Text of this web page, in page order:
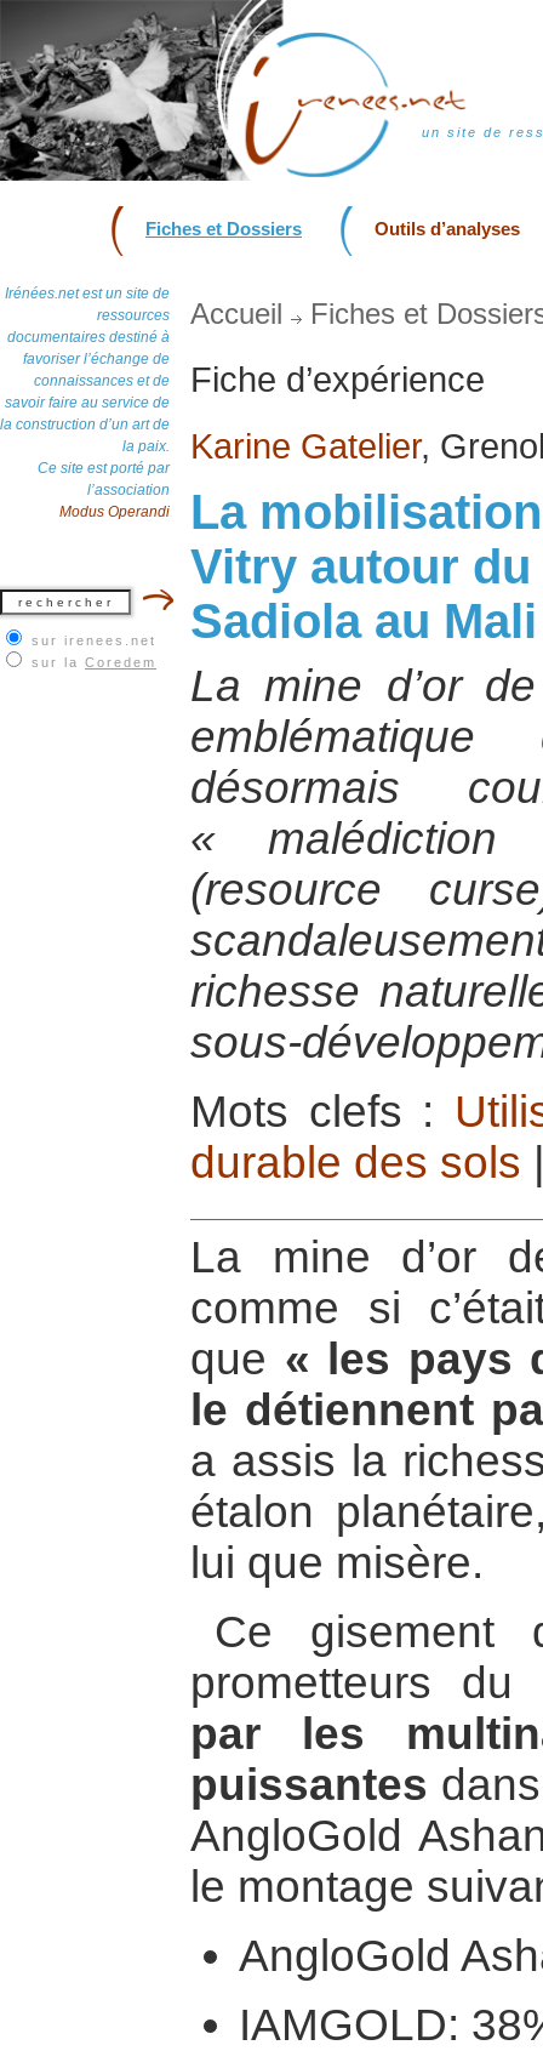
un site de
Fiches et Dossiers Outils d’analyses
Irénées.net est un site de
ressources
documentaires destiné à
favoriser l’échange de
connaissances et de
savoir faire au service de
la construction d’un art de
la paix.
Ce site est porté par
l’association
Modus Operandi
sur irenees.net
sur la Coredem
Accueil Fiches et
Fiche d’expérience
Karine Gatelier,
La
Vitry autour du
Sadiola au Mali
La mine d’or
désormais
«
(resource
richesse
sous-
Mots clefs :
durable des sols
La mine d’or
comme si
que « les pays
le détiennent
a assis la
étalon
lui que misère.
Ce gisement
prometteurs
par les
puissantes
AngloGold
le montage
AngloGold
IAMGOLD: